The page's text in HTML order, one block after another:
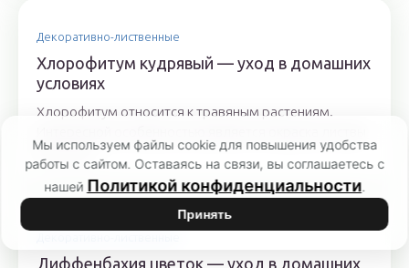
Декоративно-лиственные
Хлорофитум кудрявый — уход в домашних
условиях
Хлорофитум относится к травяным растениям.
и то, что...
Диффенбахия цветок — уход в домашних
Мы используем файлы cookie для повышения удобства
работы с сайтом. Оставаясь на связи, вы соглашаетесь с
нашей Политикой конфиденциальности.
Принять